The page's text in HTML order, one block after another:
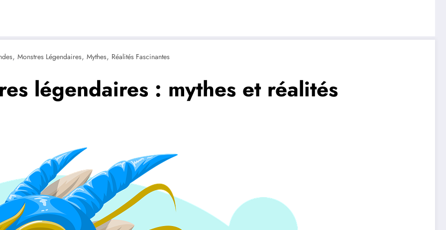
, Monstres Légendaires, Mythes, Réalités Fascinantes
légendaires : mythes et réalités